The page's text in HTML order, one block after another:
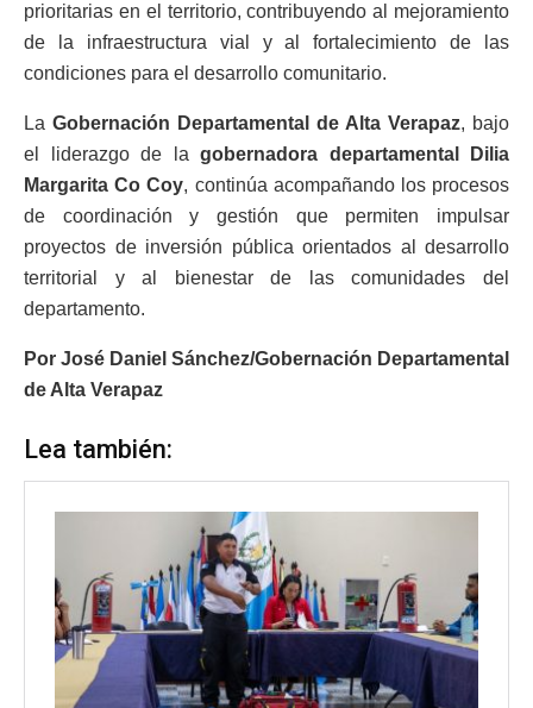
prioritarias en el territorio, contribuyendo al mejoramiento
de la infraestructura vial y al fortalecimiento de las
condiciones para el desarrollo comunitario.
La Gobernación Departamental de Alta Verapaz, bajo
el liderazgo de la gobernadora departamental Dilia
Margarita Co Coy, continúa acompañando los procesos
de coordinación y gestión que permiten impulsar
proyectos de inversión pública orientados al desarrollo
territorial y al bienestar de las comunidades del
departamento.
Por José Daniel Sánchez/Gobernación Departamental
de Alta Verapaz
Lea también: